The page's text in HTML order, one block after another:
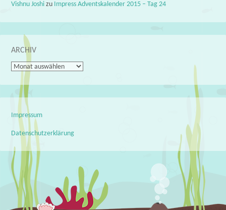
Vishnu Joshi zu Impress Adventskalender 2015 – Tag 24
ARCHIV
Archiv
Impressum
Datenschutzerklärung